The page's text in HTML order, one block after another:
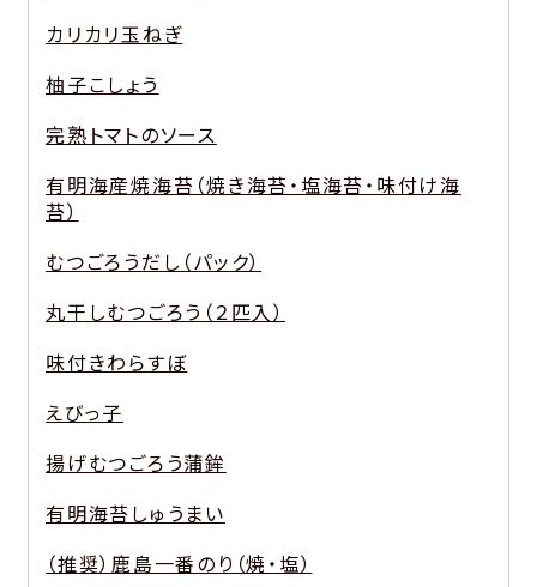
カリカリ玉ねぎ
柚子こしょう
完熟トマトのソース
有明海産焼海苔（焼き海苔・塩海苔・味付け海
苔）
むつごろうだし（パック）
丸干しむつごろう（２匹入）
味付きわらすぼ
えびっ子
揚げむつごろう蒲鉾
有明海苔しゅうまい
（推奨）鹿島一番のり（焼・塩）